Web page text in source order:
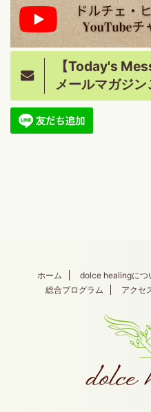
【Today's
メールマガジン
ホーム dolce healingにつ
総合プログラム
アクセ